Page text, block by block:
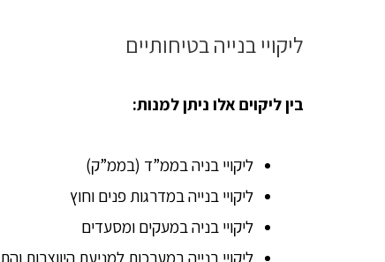
ליקויי בנייה בטיחותיים
בין ליקוים אלו ניתן למנות:
ליקויי בניה בממ”ד (בממ”ק)
ליקויי בנייה במדרגות פנים וחוץ
ליקויי בניה במעקים ומסעדים
ליקויי בנייה במערכות למניעת היווצרות